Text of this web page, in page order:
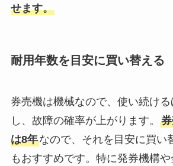
せます。
耐用年数を目安に買い替える
券売機は機械なので、使い続け
し、故障の確率が上がります。
は8年なので、それを目安に買い
もおすすめです。特に発券機構